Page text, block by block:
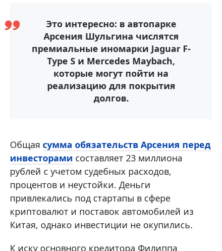
Это интересно: в автопарке
Арсения Шульгина числятся
премиальные иномарки Jaguar F-
Type S и Mercedes Maybach,
которые могут пойти на
реализацию для покрытия
долгов.
Общая сумма обязательств Арсения перед
инвесторами составляет 23 миллиона
рублей с учетом судебных расходов,
процентов и неустойки. Деньги
привлекались под стартапы в сфере
криптовалют и поставок автомобилей из
Китая, однако инвестиции не окупились.
К иску основного кредитора Филиппа